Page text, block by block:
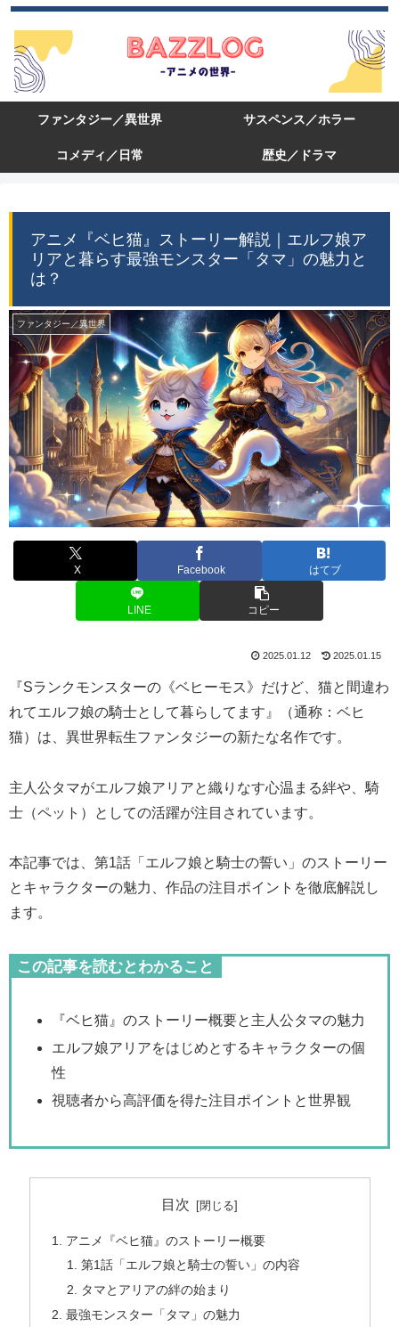
ファンタジー／異世界 サスペンス／ホラー
コメディ／日常 歴史／ドラマ
アニメ『ベヒ猫』ストーリー解説｜エルフ娘ア
リアと暮らす最強モンスター「タマ」の魅力と
は？
ファンタジー／異世界
X Facebook はてブ
LINE コピー
2025.01.12 2025.01.15
『Sランクモンスターの《ベヒーモス》だけど、猫と間違わ
れてエルフ娘の騎士として暮らしてます』（通称：ベヒ
猫）は、異世界転生ファンタジーの新たな名作です。
主人公タマがエルフ娘アリアと織りなす心温まる絆や、騎
士（ペット）としての活躍が注目されています。
本記事では、第1話「エルフ娘と騎士の誓い」のストーリー
とキャラクターの魅力、作品の注目ポイントを徹底解説し
ます。
この記事を読むとわかること
『ベヒ猫』のストーリー概要と主人公タマの魅力
エルフ娘アリアをはじめとするキャラクターの個
性
視聴者から高評価を得た注目ポイントと世界観
目次
アニメ『ベヒ猫』のストーリー概要
第1話「エルフ娘と騎士の誓い」の内容
タマとアリアの絆の始まり
最強モンスター「タマ」の魅力